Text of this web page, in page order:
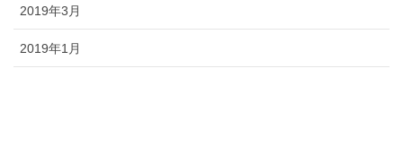
2019年3月
2019年1月